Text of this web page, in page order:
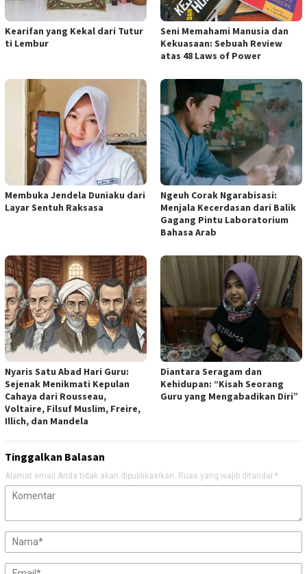
Kearifan yang Kekal dari Tutur
ti Lembur
Seni Memahami Manusia dan
Kekuasaan: Sebuah Review
atas 48 Laws of Power
Membuka Jendela Duniaku dari
Layar Sentuh Raksasa
Ngeuh Corak Ngarabisasi:
Menjala Kecerdasan dari Balik
Gagang Pintu Laboratorium
Bahasa Arab
Nyaris Satu Abad Hari Guru:
Sejenak Menikmati Kepulan
Cahaya dari Rousseau,
Voltaire, Filsuf Muslim, Freire,
Illich, dan Mandela
Diantara Seragam dan
Kehidupan: “Kisah Seorang
Guru yang Mengabadikan Diri”
Tinggalkan Balasan
Alamat email Anda tidak akan dipublikasikan. Ruas yang wajib ditandai *